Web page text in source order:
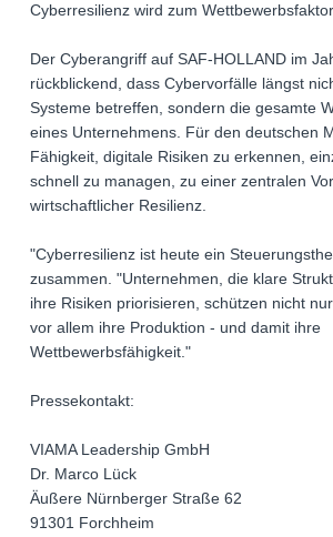
Cyberresilienz wird zum Wettbewerbsfaktor
Der Cyberangriff auf SAF-HOLLAND im
rückblickend, dass Cybervorfälle längst
Systeme betreffen, sondern die gesamte
eines Unternehmens. Für den deutschen
Fähigkeit, digitale Risiken zu erkennen,
schnell zu managen, zu einer zentralen
wirtschaftlicher Resilienz.
"Cyberresilienz ist heute ein
zusammen. "Unternehmen, die klare
ihre Risiken priorisieren, schützen nicht
vor allem ihre Produktion - und damit ihre
Wettbewerbsfähigkeit."
Pressekontakt:
VIAMA Leadership GmbH
Dr. Marco Lück
Äußere Nürnberger Straße 62
91301 Forchheim